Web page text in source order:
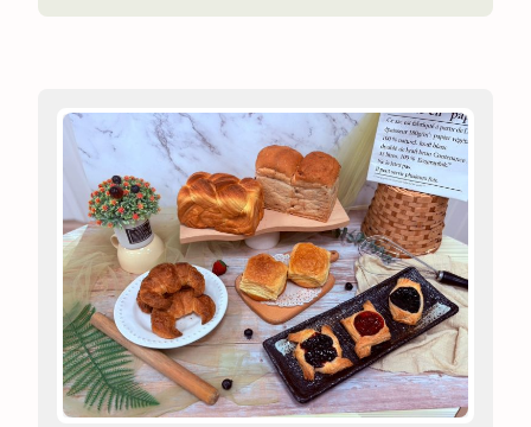
國
學
115
年
專
題
實
作
及
創
意
競
賽
【餐
旅
群】
複
賽